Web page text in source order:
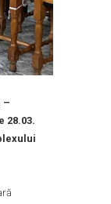
–
28.03.